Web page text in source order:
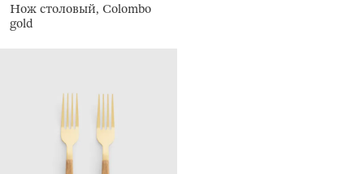
Нож столовый, Colombo
gold